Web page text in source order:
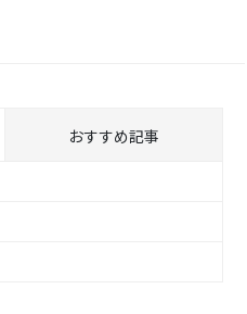
おすすめ記事